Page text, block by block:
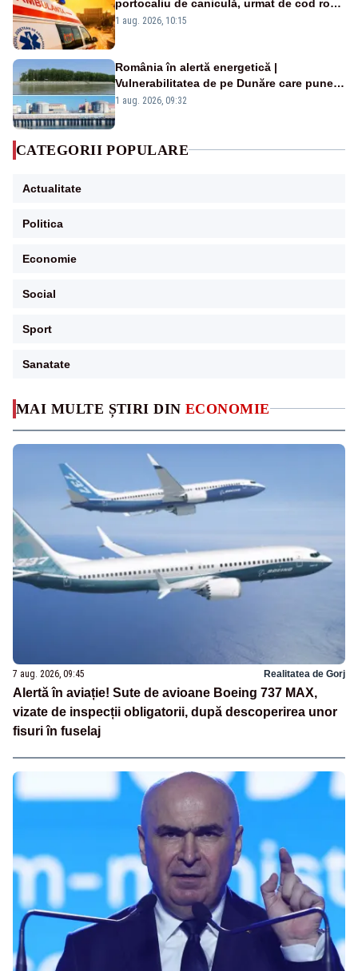
MAI MULTE ȘTIRI DIN ECONOMIE
7 aug. 2026, 09:45 Realitatea de Gorj
Alertă în aviație! Sute de avioane Boeing 737 MAX,
vizate de inspecții obligatorii, după descoperirea unor
fisuri în fuselaj
portocaliu de caniculă, urmat de cod roșu
duminică. Temperaturile urcă spre 40°C
1 aug. 2026, 10:15
România în alertă energetică |
Vulnerabilitatea de pe Dunăre care pune
în pericol Centrala Cernavodă era
1 aug. 2026, 09:32
CATEGORII POPULARE
Actualitate
Politica
Economie
Social
Sport
Sanatate